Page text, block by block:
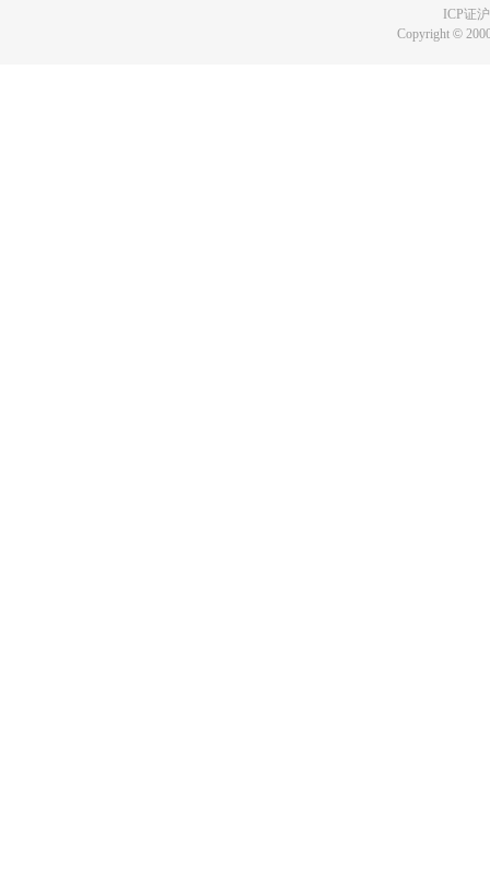
ICP证
Copyright©